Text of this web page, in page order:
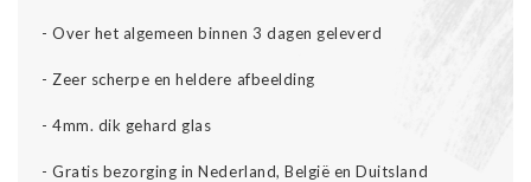
- Over het algemeen binnen 3 dagen geleverd
- Zeer scherpe en heldere afbeelding
- 4mm. dik gehard glas
- Gratis bezorging in Nederland, België en Duitsland